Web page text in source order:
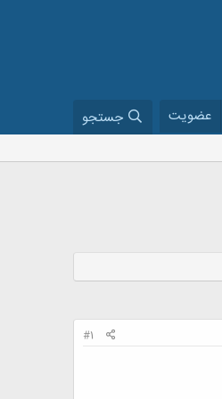
عضویت جستجو
#1